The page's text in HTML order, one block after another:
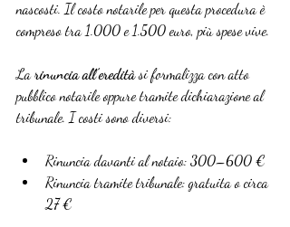
nascosti. Il costo notarile per questa procedura è
compreso tra 1.000 e 1.500 euro, più spese vive.
La rinuncia all’eredità si formalizza con atto
pubblico notarile oppure tramite dichiarazione al
tribunale. I costi sono diversi:
Rinuncia davanti al notaio: 300–600 €
Rinuncia tramite tribunale: gratuita o circa
27 €